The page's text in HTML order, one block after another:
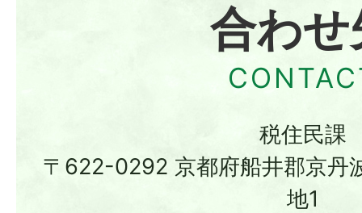
合わせ
税住民課
〒622-0292 京都府船井郡京丹
地1